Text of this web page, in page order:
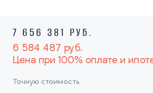
7 656 381 РУБ.
6 584 487 руб.
Цена при 100% оплате и
Точную стоимость